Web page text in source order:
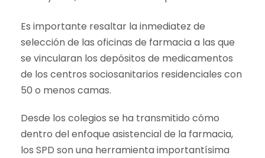
Es importante resaltar la inmediatez de
selección de las oficinas de farmacia a las que
se vincularan los depósitos de medicamentos
de los centros sociosanitarios residenciales con
50 o menos camas.
Desde los colegios se ha transmitido cómo
dentro del enfoque asistencial de la farmacia,
los SPD son una herramienta importantísima